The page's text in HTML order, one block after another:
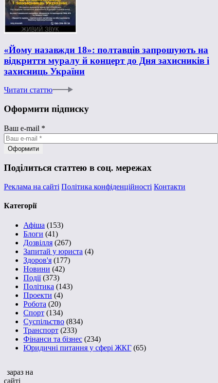
«Йому назавжди 18»: полтавців запрошують на
відкриття муралу й концерт до Дня захисників і
захисниць України
Читати статтю
Оформити підписку
Ваш e-mail *
Поділиться статтею в соц. мережах
Реклама на сайті Політика конфіденційності Контакти
Категорії
Афіша (153)
Блоги (41)
Дозвілля (267)
Запитай у юриста (4)
Здоров'я (177)
Новини (42)
Події(373)
Політика (143)
Проекти (4)
Робота (20)
Спорт (134)
Суспільство (834)
Транспорт (233)
Фінанси та бізнес (234)
Юридичні питання у сфері ЖКГ (65)
зараз на
сайті